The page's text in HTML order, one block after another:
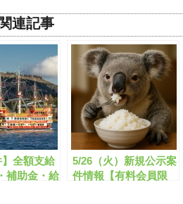
連記事
】全額支給
補助金・給
5/26（火）新規公示案
件情報【有料会員限